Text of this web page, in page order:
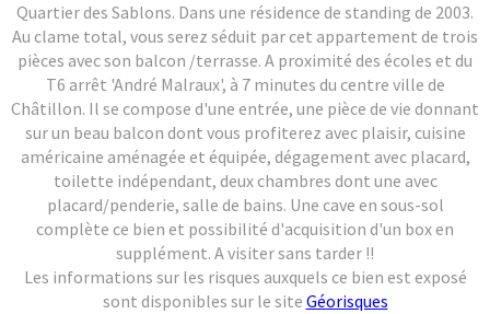
Quartier des Sablons. Dans une résidence de standing de 2003.
Au clame total, vous serez séduit par cet appartement de trois
pièces avec son balcon /terrasse. A proximité des écoles et du
T6 arrêt 'André Malraux', à 7 minutes du centre ville de
Châtillon. Il se compose d'une entrée, une pièce de vie donnant
sur un beau balcon dont vous profiterez avec plaisir, cuisine
américaine aménagée et équipée, dégagement avec placard,
toilette indépendant, deux chambres dont une avec
placard/penderie, salle de bains. Une cave en sous-sol
complète ce bien et possibilité d'acquisition d'un box en
supplément. A visiter sans tarder !!
Les informations sur les risques auxquels ce bien est exposé
sont disponibles sur le site Géorisques